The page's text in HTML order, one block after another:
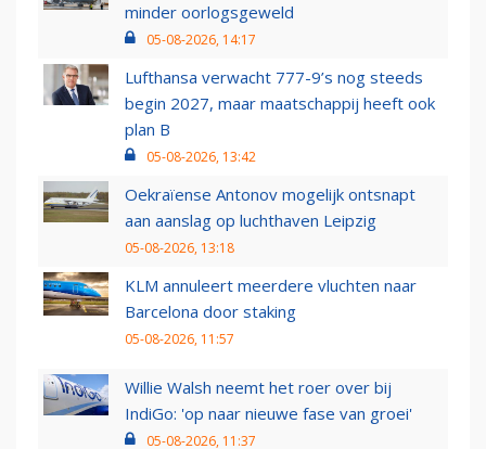
minder oorlogsgeweld
05-08-2026, 14:17
Lufthansa verwacht 777-9’s nog steeds
begin 2027, maar maatschappij heeft ook
plan B
05-08-2026, 13:42
Oekraïense Antonov mogelijk ontsnapt
aan aanslag op luchthaven Leipzig
05-08-2026, 13:18
KLM annuleert meerdere vluchten naar
Barcelona door staking
05-08-2026, 11:57
Willie Walsh neemt het roer over bij
IndiGo: 'op naar nieuwe fase van groei'
05-08-2026, 11:37